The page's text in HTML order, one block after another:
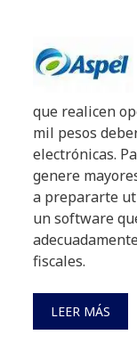
que realicen
mil pesos
electrónicas.
genere
a prepararte
un software
fiscales.
LEER MÁS